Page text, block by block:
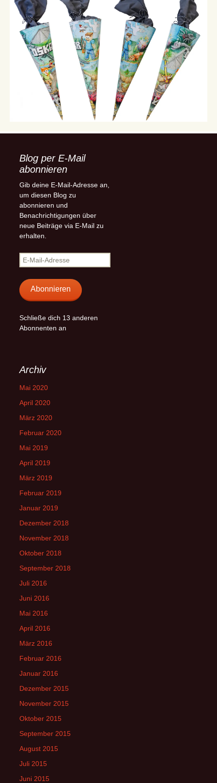
Blog per E-Mail
abonnieren
Gib deine E-Mail-Adresse an,
um diesen Blog zu
abonnieren und
Benachrichtigungen über
neue Beiträge via E-Mail zu
erhalten.
E-
Mail-
Adresse
Abonnieren
Schließe dich 13 anderen
Abonnenten an
Archiv
Mai 2020
April 2020
März 2020
Februar 2020
Mai 2019
April 2019
März 2019
Februar 2019
Januar 2019
Dezember 2018
November 2018
Oktober 2018
September 2018
Juli 2016
Juni 2016
Mai 2016
April 2016
März 2016
Februar 2016
Januar 2016
Dezember 2015
November 2015
Oktober 2015
September 2015
August 2015
Juli 2015
Juni 2015